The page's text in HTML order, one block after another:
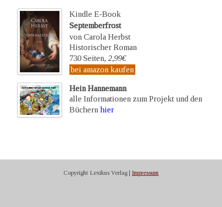
Kindle E-Book
Septemberfrost
von Carola Herbst
Historischer Roman
730 Seiten, 2,99€
bei amazon kaufen
Hein Hannemann
alle Informationen zum Projekt und den
Büchern hier
Copyright Lexikus Verlag | Impressum